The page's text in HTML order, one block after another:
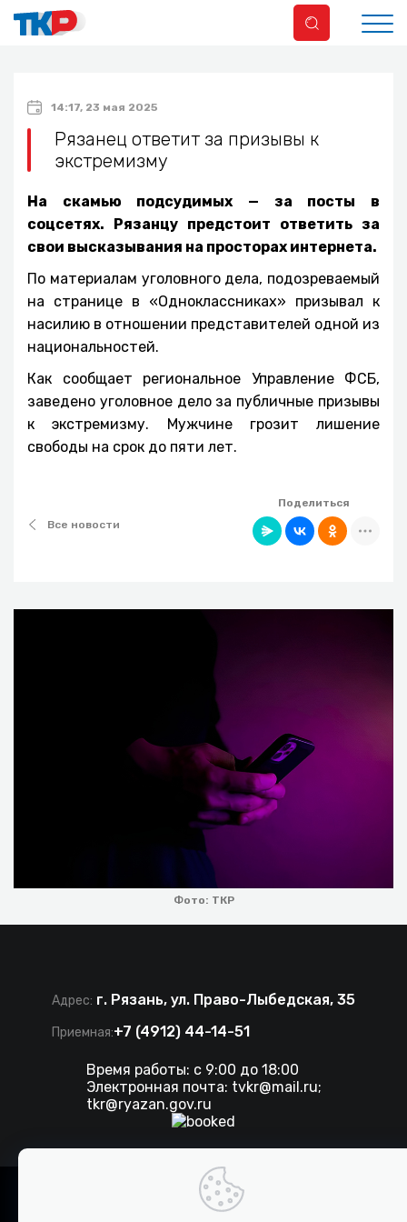
14:17, 23 мая 2025
Рязанец ответит за призывы к
экстремизму
На скамью подсудимых — за посты в
соцсетях. Рязанцу предстоит ответить за
свои высказывания на просторах интернета.
По материалам уголовного дела, подозреваемый
на странице в «Одноклассниках» призывал к
насилию в отношении представителей одной из
национальностей.
Как сообщает региональное Управление ФСБ,
заведено уголовное дело за публичные призывы
к экстремизму. Мужчине грозит лишение
свободы на срок до пяти лет.
Все новости
Поделиться
Фото: ТКР
Адрес: г. Рязань, ул. Право-Лыбедская, 35
Приемная:+7 (4912) 44-14-51
Время работы: с 9:00 до 18:00
Электронная почта: tvkr@mail.ru;
tkr@ryazan.gov.ru
2026 . Все права защищены. ТКР.
Разработка сайта IT-media